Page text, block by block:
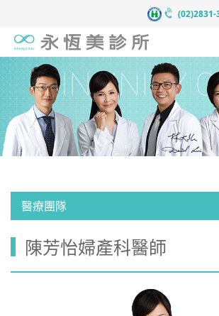
(02)2831-
認識永恆美
抗衰老預防醫學
服務項目
醫療團隊
醫療新知
新聞中心
醫療團隊
陳芳怡婦產科醫師